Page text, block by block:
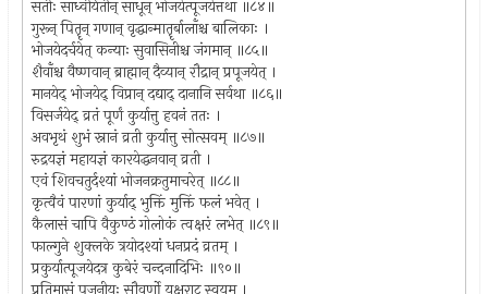
सतीः साध्वीर्यतीन् साधून् भोजयेत्पूजयेत्तथा ॥८४॥
गुरून् पितॄन् गणान् वृद्धान्मातॄर्बालाँश्च बालिकाः ।
भोजयेदर्चयेत् कन्याः सुवासिनीश्च जंगमान् ॥८५॥
शैवाँश्च वैष्णवान् ब्राह्मान् दैव्यान् रौद्रान् प्रपूजयेत् ।
मानयेद् भोजयेद् विप्रान् दद्याद् दानानि सर्वथा ॥८६॥
विसर्जयेद् व्रतं पूर्णं कुर्यात्तु हवनं ततः ।
अवभृथं शुभं स्नानं व्रती कुर्यात्तु सोत्सवम् ॥८७॥
रुद्रयज्ञं महायज्ञं कारयेद्धनवान् व्रती ।
एवं शिवचतुर्दश्यां भोजनक्रतुमाचरेत् ॥८८॥
कृत्वैवं पारणां कुर्याद् भुक्तिं मुक्तिं फलं भवेत् ।
कैलासं चापि वैकुण्ठं गोलोकं त्वक्षरं लभेत् ॥८९॥
फाल्गुने शुक्लके त्रयोदश्यां धनप्रदं व्रतम् ।
प्रकुर्यात्पूजयेदत्र कुबेरं चन्दनादिभिः ॥९०॥